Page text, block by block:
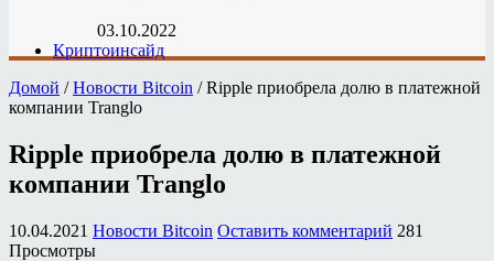
03.10.2022
Криптоинсайд
Домой / Новости Bitcoin / Ripple приобрела долю в платежной
компании Tranglo
Ripple приобрела долю в платежной
компании Tranglo
10.04.2021 Новости Bitcoin Оставить комментарий 281
Просмотры